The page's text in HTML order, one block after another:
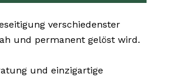
verschiedenster
und permanent gelöst wird.
und einzigartige